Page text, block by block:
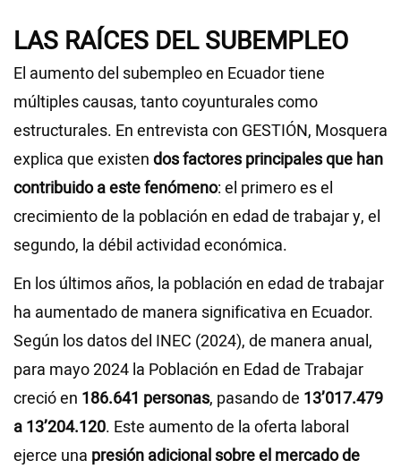
LAS RAÍCES DEL SUBEMPLEO
El aumento del subempleo en Ecuador tiene
múltiples causas, tanto coyunturales como
estructurales. En entrevista con GESTIÓN, Mosquera
explica que existen dos factores principales que han
contribuido a este fenómeno: el primero es el
crecimiento de la población en edad de trabajar y, el
segundo, la débil actividad económica.
En los últimos años, la población en edad de trabajar
ha aumentado de manera significativa en Ecuador.
Según los datos del INEC (2024), de manera anual,
para mayo 2024 la Población en Edad de Trabajar
creció en 186.641 personas, pasando de 13’017.479
a 13’204.120. Este aumento de la oferta laboral
ejerce una presión adicional sobre el mercado de